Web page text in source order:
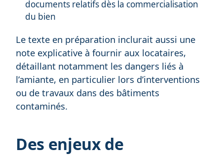
documents relatifs dès la commercialisation
du bien
Le texte en préparation inclurait aussi une
note explicative à fournir aux locataires,
détaillant notamment les dangers liés à
l’amiante, en particulier lors d’interventions
ou de travaux dans des bâtiments
contaminés.
Des enjeux de